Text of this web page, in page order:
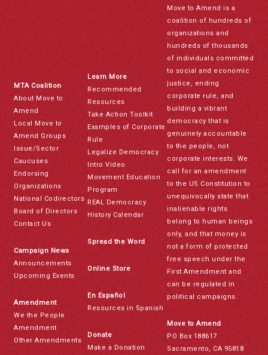
MTA Coalition
About Move to
Amend
Local Move to
Amend Groups
Issue/Sector
Caucuses
Endorsing
Organizations
National Codirectors
Board of Directors
Contact Us
Campaign News
Announcements
Upcoming Events
Amendment
We the People
Amendment
Other Amendments
Learn More
Recommended
Resources
Take Action Toolkit
Examples of Corporate
Rule
Legalize Democracy
Intro Video
Movement Education
Program
REAL Democracy
History Calendar
Spread the Word
Online Store
En Español
Resources in Spanish
Donate
Make a Donation
Move to Amend is a
coalition of hundreds of
organizations and
hundreds of thousands
of individuals committed
to social and economic
justice, ending
corporate rule, and
building a vibrant
democracy that is
genuinely accountable
to the people, not
corporate interests. We
call for an amendment
to the US Constitution to
unequivocally state that
inalienable rights
belong to human beings
only, and that money is
not a form of protected
free speech under the
First Amendment and
can be regulated in
political campaigns.
Move to Amend
PO Box 188617
Sacramento, CA 95818